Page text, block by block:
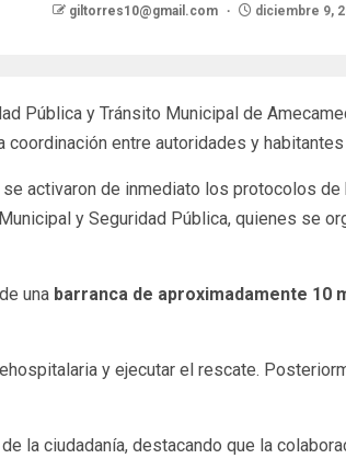
giltorres10@gmail.com diciembre 9,
Pública y Tránsito Municipal de
entre autoridades y
activaron de inmediato los protocolos
y Seguridad Pública, quienes se
una barranca de aproximadamente 10
y ejecutar el rescate.
la ciudadanía, destacando que la